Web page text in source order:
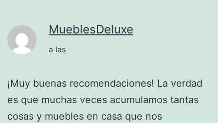
MueblesDeluxe
a las
¡Muy buenas recomendaciones! La verdad
es que muchas veces acumulamos tantas
cosas y muebles en casa que nos